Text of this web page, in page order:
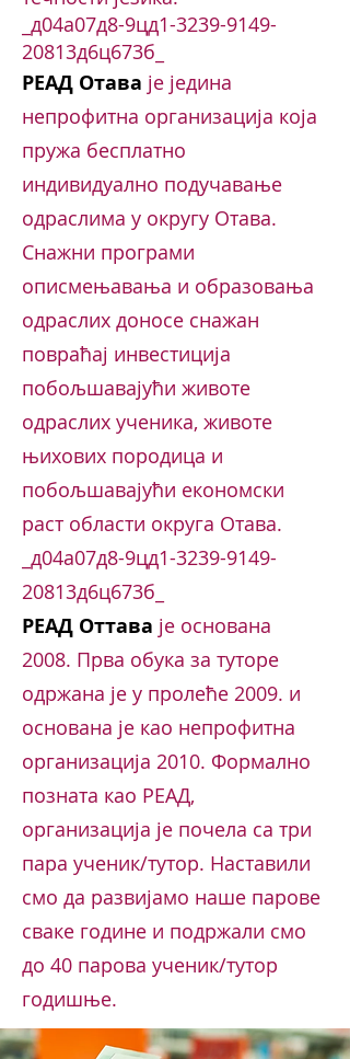
_д04а07д8-9цд1-3239-9149-
20813д6ц673б_
РЕАД Отава је једина
непрофитна организација која
пружа бесплатно
индивидуално подучавање
одраслима у округу Отава.
Снажни програми
описмењавања и образовања
одраслих доносе снажан
повраћај инвестиција
побољшавајући животе
одраслих ученика, животе
њихових породица и
побољшавајући економски
раст области округа Отава.
_д04а07д8-9цд1-3239-9149-
20813д6ц673б_
РЕАД Оттава је основана
2008. Прва обука за туторе
одржана је у пролеће 2009. и
основана је као непрофитна
организација 2010. Формално
позната као РЕАД,
организација је почела са три
пара ученик/тутор. Наставили
смо да развијамо наше парове
сваке године и подржали смо
до 40 парова ученик/тутор
годишње.